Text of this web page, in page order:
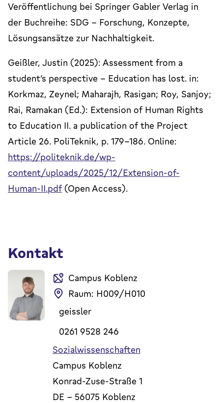
Veröffentlichung bei Springer Gabler Verlag in
der Buchreihe: SDG - Forschung, Konzepte,
Lösungsansätze zur Nachhaltigkeit.
Geißler, Justin (2025): Assessment from a
student’s perspective – Education has lost. in:
Korkmaz, Zeynel; Maharajh, Rasigan; Roy, Sanjoy;
Rai, Ramakan (Ed.): Extension of Human Rights
to Education II. a publication of the Project
Article 26. PoliTeknik, p. 179-186. Online:
https://politeknik.de/wp-
content/uploads/2025/12/Extension-of-
Human-II.pdf (Open Access).
Kontakt
Campus Koblenz
Raum: H009/H010
geissler
0261 9528 246
Sozialwissenschaften
Campus Koblenz
Konrad-Zuse-Straße 1
DE - 56075 Koblenz